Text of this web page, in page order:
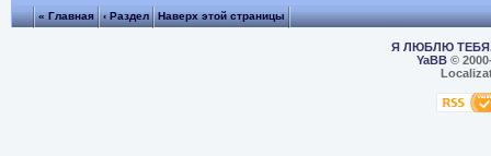
« Главная ‹ Раздел Наверх этой страницы
Я ЛЮБЛЮ
YaBB©